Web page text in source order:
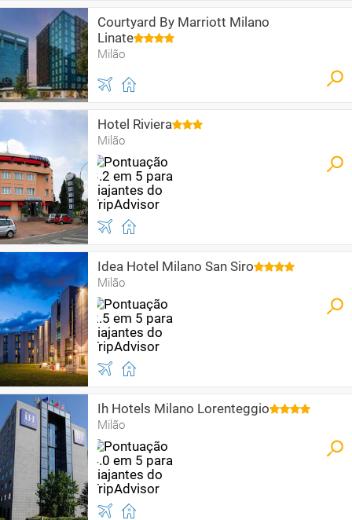
Courtyard By Marriott Milano
Linate
Milão
Hotel Riviera
Milão
Idea Hotel Milano San Siro
Milão
Ih Hotels Milano Lorenteggio
Milão